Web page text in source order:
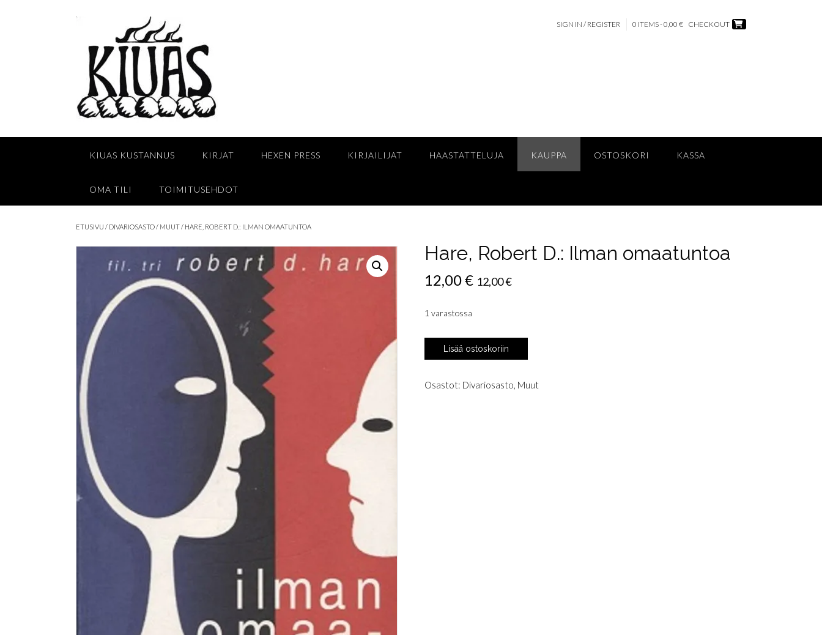
SIGN IN / REGISTER 0 ITEMS - 0,00 € CHECKOUT
KIUAS KUSTANNUS KIRJAT HEXEN PRESS KIRJAILIJAT HAASTATTELUJA KAUPPA OSTOSKORI KASSA
OMA TILI TOIMITUSEHDOT
ETUSIVU / DIVARIOSASTO/ MUUT/ HARE, ROBERT D.: ILMAN OMAATUNTOA
Hare, Robert D.: Ilman omaatuntoa
12,00€ 12,00€
1 varastossa
Hare,
Robert
Ilman
Lisää ostoskoriin
Osastot: Divariosasto, Muut